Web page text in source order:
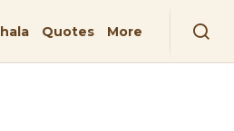
Quotes More